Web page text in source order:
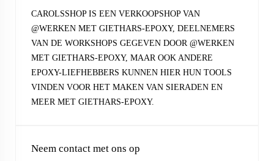
CAROLSSHOP IS EEN VERKOOPSHOP VAN
@WERKEN MET GIETHARS-EPOXY, DEELNEMERS
VAN DE WORKSHOPS GEGEVEN DOOR @WERKEN
MET GIETHARS-EPOXY, MAAR OOK ANDERE
EPOXY-LIEFHEBBERS KUNNEN HIER HUN TOOLS
VINDEN VOOR HET MAKEN VAN SIERADEN EN
MEER MET GIETHARS-EPOXY.
Neem contact met ons op